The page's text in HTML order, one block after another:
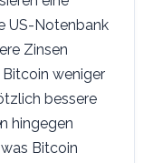
US-Notenbank
Zinsen
weniger
bessere
hingegen
Bitcoin